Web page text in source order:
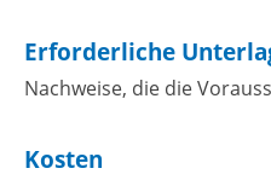
Erforderliche
Nachweise, die die
Kosten